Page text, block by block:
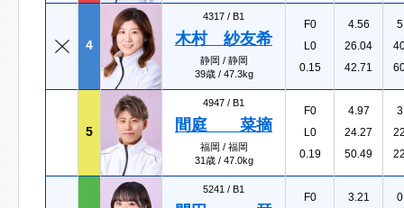
4
4317 / B1
木村 紗友希
静岡 / 静岡
39歳 / 47.3kg
F0
L0
0.15
4.56
26.04
42.71
5
4947 / B1
間庭 菜摘
福岡 / 福岡
31歳 / 47.0kg
F0
L0
0.19
4.97
24.27
50.49
5241 / B1
F0
3.21